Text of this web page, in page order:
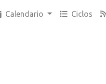
Calendario Ciclos